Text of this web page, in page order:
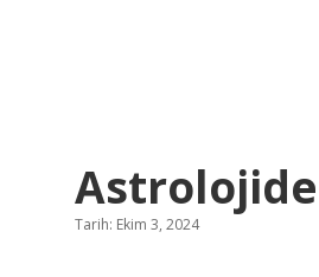
Tarih: Ekim 3, 2024